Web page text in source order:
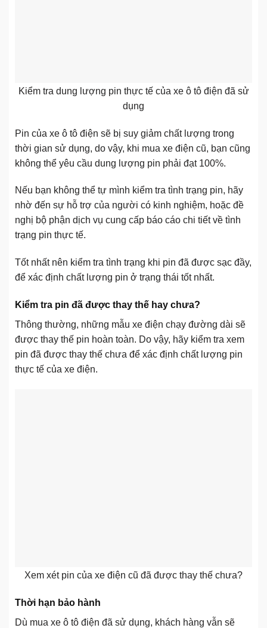
Kiểm tra dung lượng pin thực tế của xe ô tô điện đã sử
dụng
Pin của xe ô tô điện sẽ bị suy giảm chất lượng trong
thời gian sử dụng, do vậy, khi mua xe điện cũ, bạn cũng
không thể yêu cầu dung lượng pin phải đạt 100%.
Nếu bạn không thể tự mình kiểm tra tình trạng pin, hãy
nhờ đến sự hỗ trợ của người có kinh nghiệm, hoặc đề
nghị bộ phận dịch vụ cung cấp báo cáo chi tiết về tình
trạng pin thực tế.
Tốt nhất nên kiểm tra tình trạng khi pin đã được sạc đầy,
để xác định chất lượng pin ở trạng thái tốt nhất.
Kiểm tra pin đã được thay thế hay chưa?
Thông thường, những mẫu xe điện chạy đường dài sẽ
được thay thế pin hoàn toàn. Do vậy, hãy kiểm tra xem
pin đã được thay thế chưa để xác định chất lượng pin
thực tế của xe điện.
Xem xét pin của xe điện cũ đã được thay thế chưa?
Thời hạn bảo hành
Dù mua xe ô tô điện đã sử dụng, khách hàng vẫn sẽ